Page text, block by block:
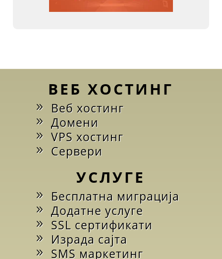
ВЕБ ХОСТИНГ
Веб хостинг
Домени
VPS хостинг
Сервери
УСЛУГЕ
Бесплатна миграција
Додатне услуге
SSL сертификати
Израда сајта
SMS маркетинг